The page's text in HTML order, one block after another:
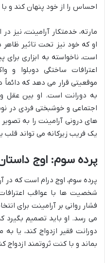
احساس را از خود پنهان کند و
مارته، خدمتکار آرامینت، نیز
او که خود نیز تحت تاثیر ظاهر
است، ناخواسته به ابزاری
اعترافات ساختگی دوبلوا و
موقعیتی قرار می دهد که
به دورانت است. او بین عقل
اجتماعی و خوشبختی فردی در
های درونی آرامینت را به
یک فریب زیرکانه می تواند قلب
پرده سوم: اوج
پرده سوم، اوج درام است که در
شخصیت ها با عواقب
فشار روانی بر آرامینت برای
می رسد. او باید تصمیم
دورانت فقیر ازدواج کند، یا
بماند و با کنت ثروتمند ازدواج